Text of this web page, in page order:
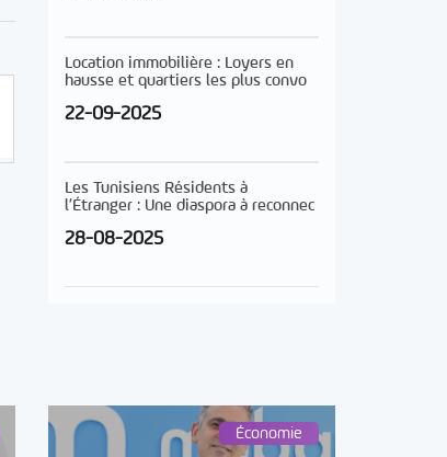
Location immobilière : Loyers en
hausse et quartiers les plus convo
22-09-2025
Les Tunisiens Résidents à
l’Étranger : Une diaspora à reconnec
28-08-2025
Économie